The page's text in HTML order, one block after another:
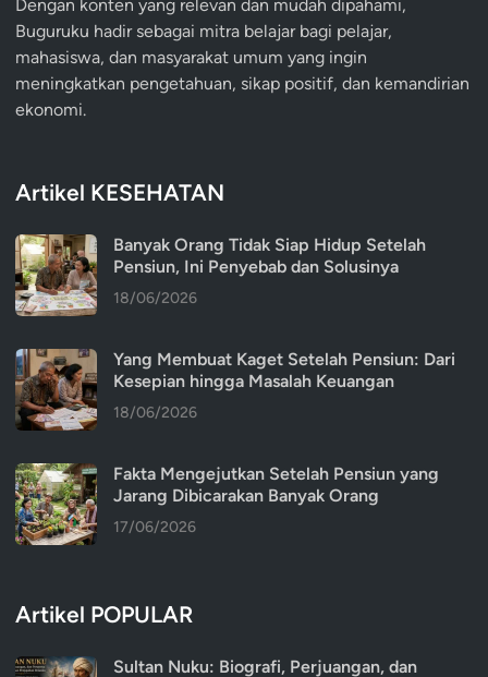
Dengan konten yang relevan dan mudah dipahami,
Buguruku hadir sebagai mitra belajar bagi pelajar,
mahasiswa, dan masyarakat umum yang ingin
meningkatkan pengetahuan, sikap positif, dan kemandirian
ekonomi.
Artikel KESEHATAN
Banyak Orang Tidak Siap Hidup Setelah
Pensiun, Ini Penyebab dan Solusinya
18/06/2026
Yang Membuat Kaget Setelah Pensiun: Dari
Kesepian hingga Masalah Keuangan
18/06/2026
Fakta Mengejutkan Setelah Pensiun yang
Jarang Dibicarakan Banyak Orang
17/06/2026
Artikel POPULAR
Sultan Nuku: Biografi, Perjuangan, dan